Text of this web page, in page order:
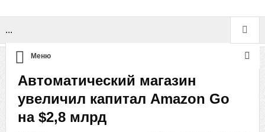
...
Меню
Автоматический магазин
увеличил капитал Amazon Go
на $2,8 млрд